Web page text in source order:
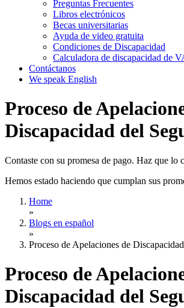
Preguntas Frecuentes
Libros electrónicos
Becas universitarias
Ayuda de video gratuita
Condiciones de Discapacidad
Calculadora de discapacidad de
Contáctanos
We speak English
Proceso de
Discapacidad del
Contaste con su promesa de pago. Haz que lo
Hemos estado haciendo que cumplan sus
Home
»
Blogs en español
»
Proceso de Apelaciones de
Proceso de
Discapacidad del